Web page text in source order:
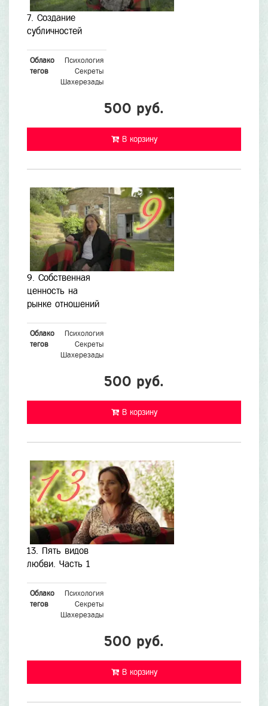
7. Создание
субличностей
Облако
тегов
Психология
Секреты
Шахерезады
500 руб.
В корзину
9. Собственная
ценность на
рынке отношений
Облако
тегов
Психология
Секреты
Шахерезады
500 руб.
В корзину
13. Пять видов
любви. Часть 1
Облако
тегов
Психология
Секреты
Шахерезады
500 руб.
В корзину